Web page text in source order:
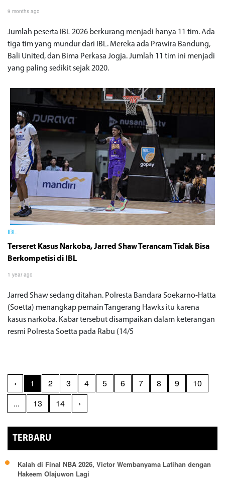
9 months ago
Jumlah peserta IBL 2026 berkurang menjadi hanya 11 tim. Ada
tiga tim yang mundur dari IBL. Mereka ada Prawira Bandung,
Bali United, dan Bima Perkasa Jogja. Jumlah 11 tim ini menjadi
yang paling sedikit sejak 2020.
IBL
Terseret Kasus Narkoba, Jarred Shaw Terancam Tidak Bisa
Berkompetisi di IBL
1 year ago
Jarred Shaw sedang ditahan. Polresta Bandara Soekarno-Hatta
(Soetta) menangkap pemain Tangerang Hawks itu karena
kasus narkoba. Kabar tersebut disampaikan dalam keterangan
resmi Polresta Soetta pada Rabu (14/5
‹ 1 2 3 4 5 6 7 8 9
10
...
13 14 ›
TERBARU
Kalah di Final NBA 2026, Victor Wembanyama Latihan dengan
Hakeem Olajuwon Lagi